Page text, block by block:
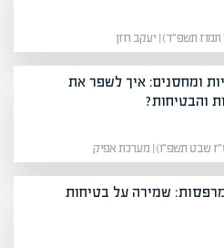
ומחסנים: איך לשפר את
והבטיחות?
שמירה על בטיחות